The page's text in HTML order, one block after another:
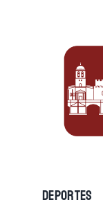
DEPORTES